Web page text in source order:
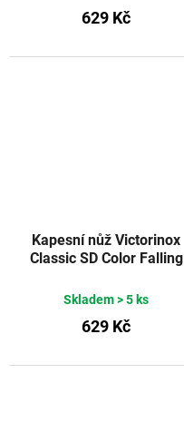
629 Kč
Kapesní nůž Victorinox
Classic SD Color Falling
Skladem> 5 ks
629 Kč